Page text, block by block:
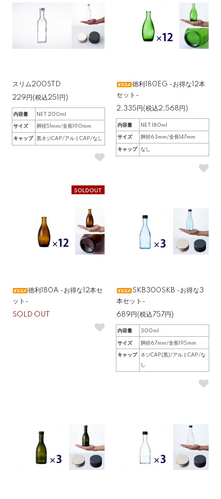
スリム200STD
229円(税込251円)
内容量 NET 200ml
サイズ 胴径51mm/全長190mm
キャップ 黒ネジCAP/アルミCAP/なし
徳利180EG -お得な12本
セット-
2,335円(税込2,568円)
内容量 NET 180ml
サイズ 胴径63mm/全長147mm
キャップ なし
SOLDOUT
徳利180A -お得な12本セ
ット-
SOLD OUT
SKB300SKB -お得な3
本セット-
689円(税込757円)
内容量 300ml
サイズ 胴径67mm/全長195mm
キャップ
ネジCAP(黒)/アルミCAP/な
し